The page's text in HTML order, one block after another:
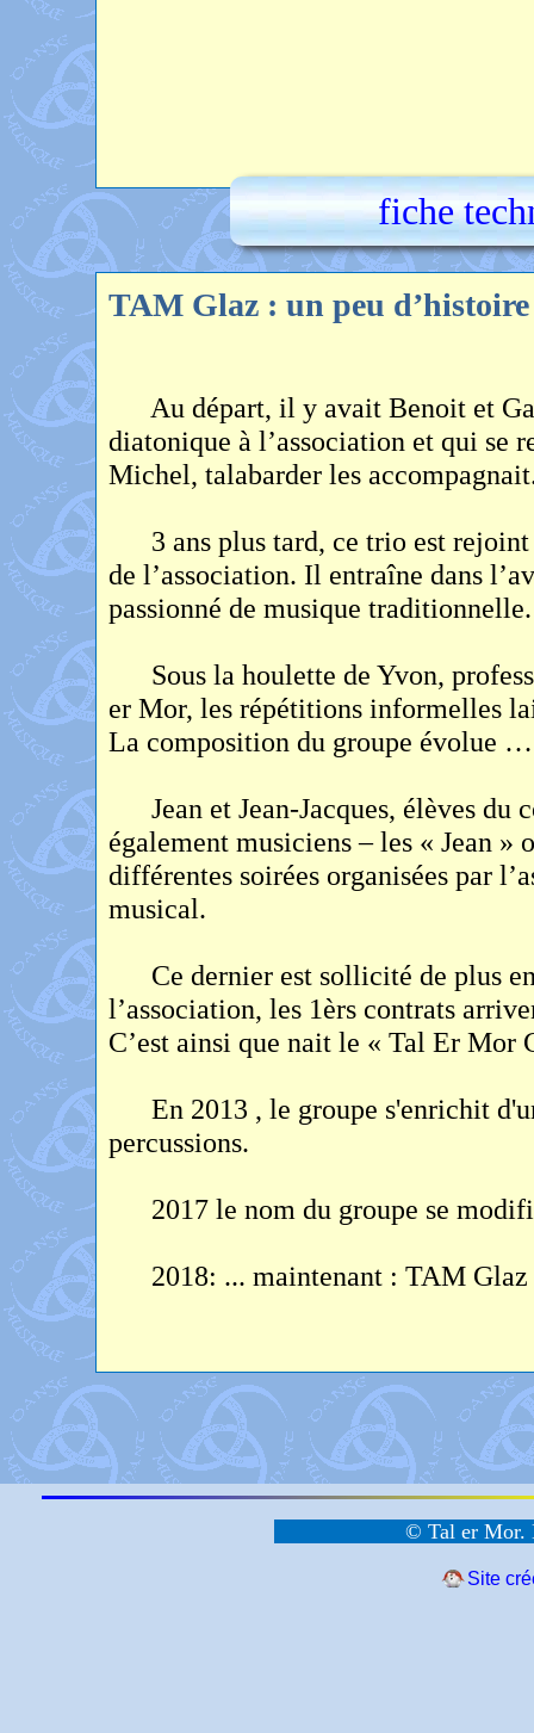
fiche
TAM Glaz : un peu
Au départ, il y avait Benoit et
diatonique à l’association et qui se
Michel, talabarder les
3 ans plus tard, ce trio est rejoint
de l’association. Il entraîne dans
passionné de musique traditionnelle.
Sous la houlette de Yvon,
er Mor, les répétitions informelles
La composition du groupe évolue
Jean et Jean-Jacques, élèves du
également musiciens – les « Jean »
différentes soirées organisées par
musical.
Ce dernier est sollicité de plus en
l’association, les 1èrs contrats
C’est ainsi que nait le « Tal Er Mor
En 2013 , le groupe s'enrichit
percussions.
2017 le nom du groupe se
2018: ... maintenant : TAM
© Tal er Mor.
Site